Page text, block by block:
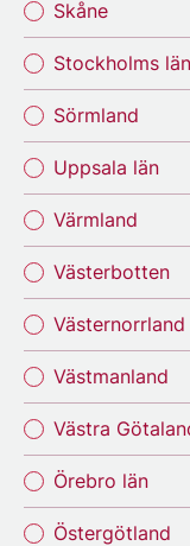
Skåne
Stockholms län
Sörmland
Uppsala län
Värmland
Västerbotten
Västernorrland
Västmanland
Västra
Örebro län
Östergötland